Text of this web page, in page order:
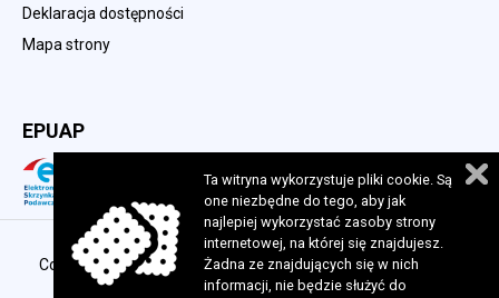
Deklaracja dostępności
Mapa strony
EPUAP
Copyright 2023 © Urząd Gminy w Troszynie. Wszelkie prawa
zastrzeżone. Realizacja:perfekcyjneStrony.pl
Ta witryna wykorzystuje pliki cookie. Są
one niezbędne do tego, aby jak
najlepiej wykorzystać zasoby strony
internetowej, na której się znajdujesz.
Żadna ze znajdujących się w nich
informacji, nie będzie służyć do